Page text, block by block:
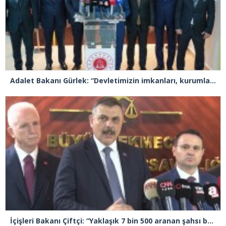
Adalet Bakanı Gürlek: “Devletimizin imkanları, kurumlarımızın tecrübesi ve hukukun kudreti her türlü suç yapılanmasından üstündür”
İçişleri Bakanı Çiftçi: “Yaklaşık 7 bin 500 aranan şahsı bu yılın ilk 7 yılında yakalamış durumdayız”